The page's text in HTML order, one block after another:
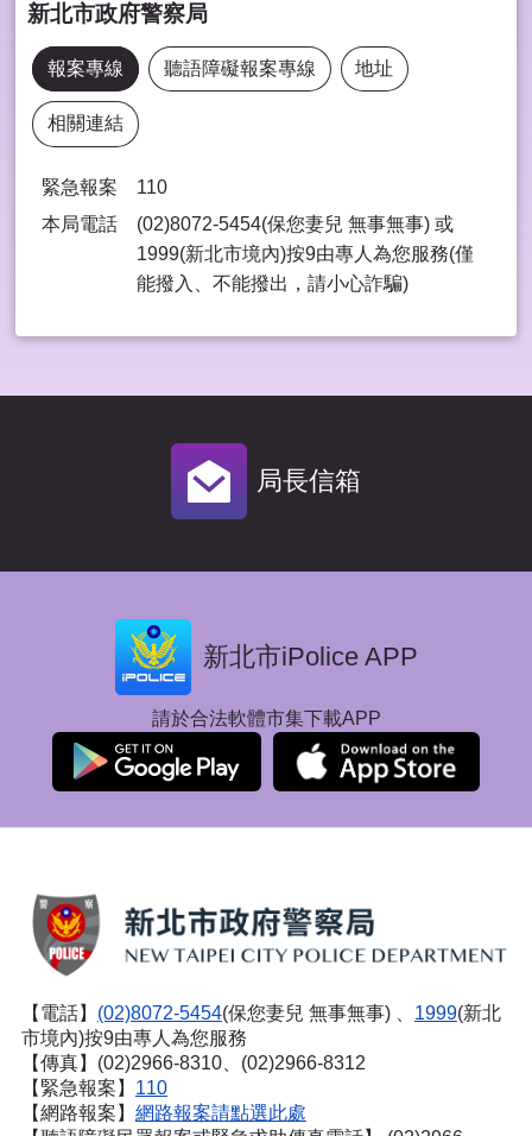
新北市政府警察局
報案專線 聽語障礙報案專線 地址
相關連結
緊急報案
110
本局電話
(02)8072-5454(保您妻兒 無事無事) 或
1999(新北市境內)按9由專⼈為您服務(僅
能撥入、不能撥出，請⼩⼼詐騙)
局長信箱
新北市iPolice APP
請於合法軟體市集下載APP
【電話】 (02)8072-5454(保您妻兒 無事無事) 、 1999(新北
市境內)按9由專人為您服務
【傳真】(02)2966-8310、(02)2966-8312
【緊急報案】 110
【網路報案】 網路報案請點選此處